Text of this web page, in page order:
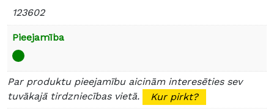
123602
Pieejamība
Par produktu pieejamību aicinām interesēties sev
tuvākajā tirdzniecības vietā.
Kur pirkt?